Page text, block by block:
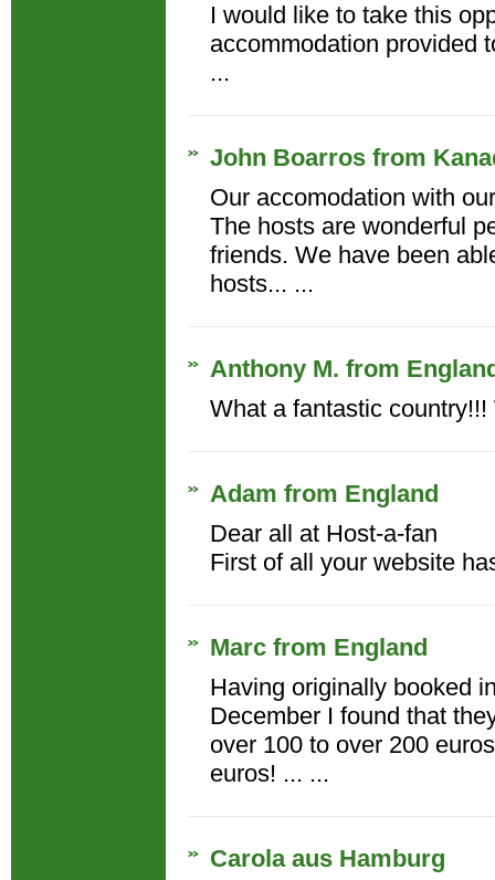
I would like to take this
accommodation provided
...
John Boarros from
Our accomodation with
The hosts are wonderful
friends. We have been
hosts... ...
Anthony M. from
What a fantastic
Adam from England
Dear all at Host-a-fan
First of all your website
Marc from England
Having originally booked
December I found that
over 100 to over 200
euros! ... ...
Carola aus Hamburg